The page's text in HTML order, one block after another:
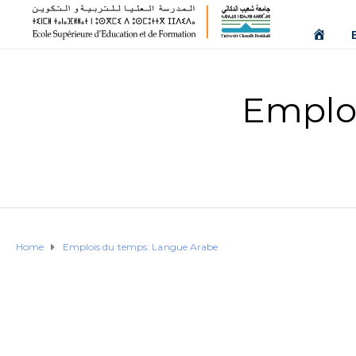
Home Emplois du temps: Langue Arabe